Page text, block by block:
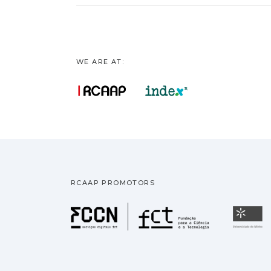
WE ARE AT:
RCAAP PROMOTORS
Fundação